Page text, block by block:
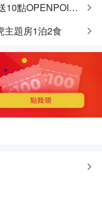
首次綁定uniopen帳號 送10點OPENPOINT+統一布丁一個
主題房1泊2食